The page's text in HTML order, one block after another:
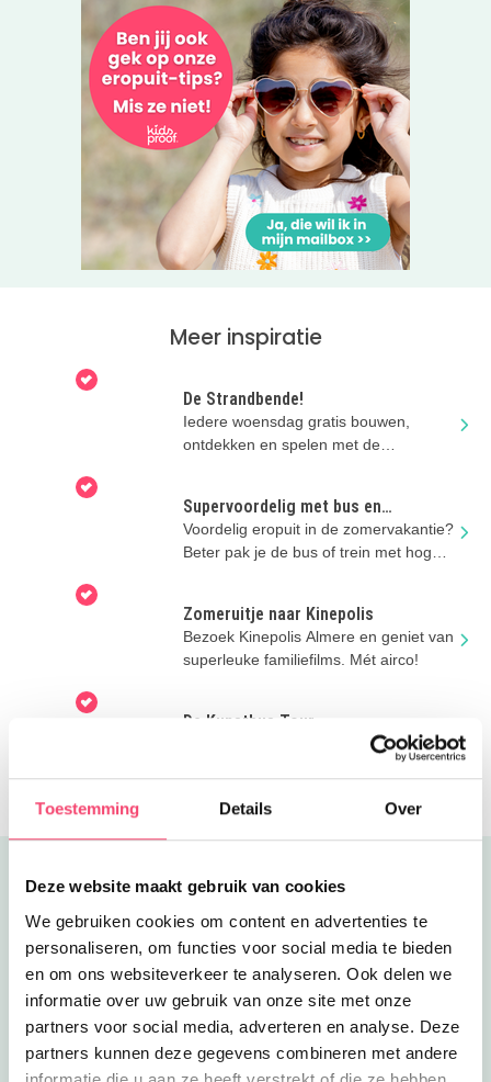
Toestemming Details Over
Deze website maakt gebruik van cookies
We gebruiken cookies om content en advertenties te
personaliseren, om functies voor social media te bieden
en om ons websiteverkeer te analyseren. Ook delen we
informatie over uw gebruik van onze site met onze
partners voor social media, adverteren en analyse. Deze
partners kunnen deze gegevens combineren met andere
Meer inspiratie
De Strandbende!
Iedere woensdag gratis bouwen,
ontdekken en spelen met de
Supervoordelig met bus en
regionale trein
Voordelig eropuit in de zomervakantie?
Beter pak je de bus of trein met hoge
Zomeruitje naar Kinepolis
Bezoek Kinepolis Almere en geniet van
superleuke familiefilms. Mét airco!
De Kunstbus Tour
Kleur in Cultuur rijdt deze zomer door
Almere met gratis creatieve workshops
Uitgelicht